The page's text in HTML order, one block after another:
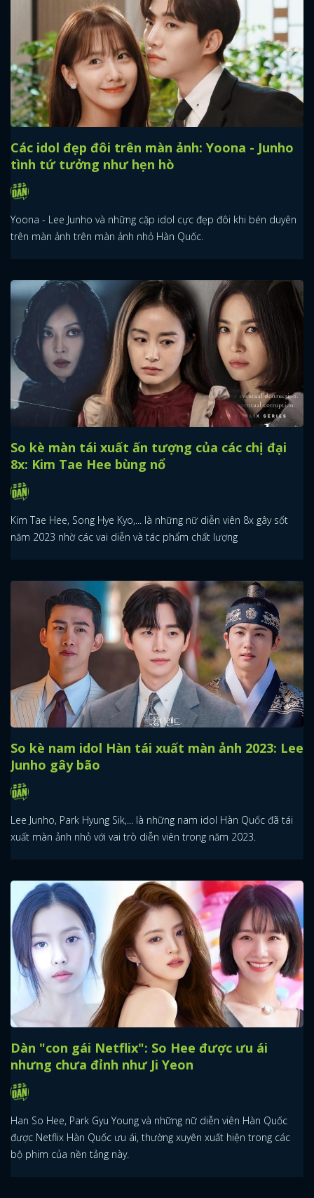
Các idol đẹp đôi trên màn ảnh: Yoona - Junho
tình tứ tưởng như hẹn hò
Yoona - Lee Junho và những cặp idol cực đẹp đôi khi bén duyên
trên màn ảnh trên màn ảnh nhỏ Hàn Quốc.
So kè màn tái xuất ấn tượng của các chị đại
8x: Kim Tae Hee bùng nổ
Kim Tae Hee, Song Hye Kyo,... là những nữ diễn viên 8x gây sốt
năm 2023 nhờ các vai diễn và tác phẩm chất lượng
So kè nam idol Hàn tái xuất màn ảnh 2023: Lee
Junho gây bão
Lee Junho, Park Hyung Sik,... là những nam idol Hàn Quốc đã tái
xuất màn ảnh nhỏ với vai trò diễn viên trong năm 2023.
Dàn "con gái Netflix": So Hee được ưu ái
nhưng chưa đỉnh như Ji Yeon
Han So Hee, Park Gyu Young và những nữ diễn viên Hàn Quốc
được Netflix Hàn Quốc ưu ái, thường xuyên xuất hiện trong các
bộ phim của nền tảng này.